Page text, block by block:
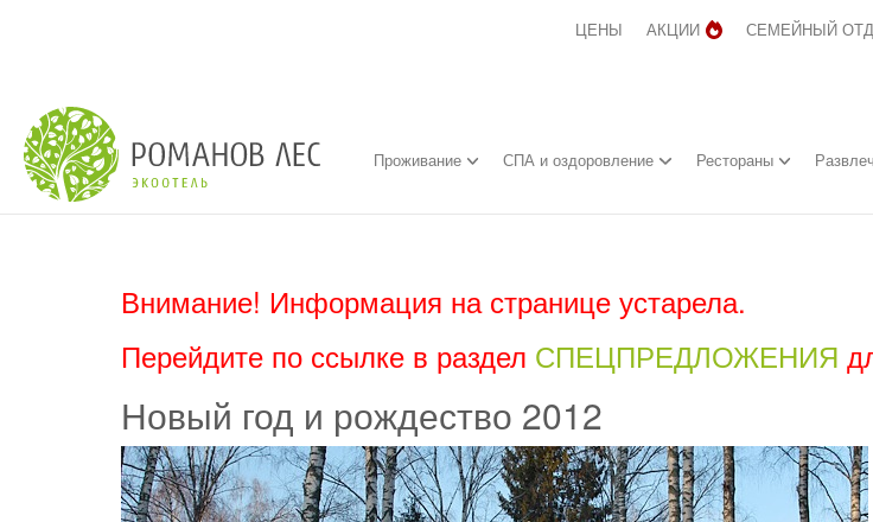
ЦЕНЫ АКЦИИ СЕМЕЙНЫЙ
Проживание СПА и оздоровление Рестораны
Внимание! Информация на странице устарела.
Перейдите по ссылке в раздел СПЕЦПРЕДЛОЖЕНИЯ
Новый год и рождество 2012